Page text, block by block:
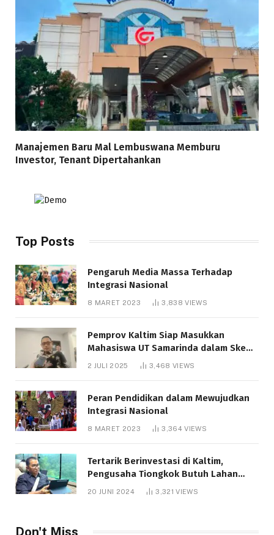
Manajemen Baru Mal Lembuswana Memburu
Investor, Tenant Dipertahankan
Top Posts
Pengaruh Media Massa Terhadap
Integrasi Nasional
8 MARET 2023 3,838VIEWS
Pemprov Kaltim Siap Masukkan
Mahasiswa UT Samarinda dalam Skema
Bantuan Pendidikan Gratispol
2 JULI 2025 3,468 VIEWS
Peran Pendidikan dalam Mewujudkan
Integrasi Nasional
8 MARET 2023 3,364VIEWS
Tertarik Berinvestasi di Kaltim,
Pengusaha Tiongkok Butuh Lahan
1.000 Hektare
20 JUNI 2024 3,321VIEWS
Don't Miss